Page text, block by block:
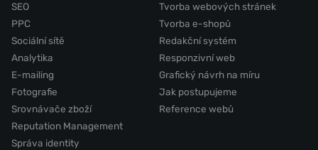
SEO
PPC
Sociální sítě
Analytika
E-mailing
Fotografie
Srovnávače zboží
Reputation Management
Správa identity
Tvorba webových stránek
Tvorba e-shopů
Redakční systém
Responzivní web
Grafický návrh na míru
Jak postupujeme
Reference webů